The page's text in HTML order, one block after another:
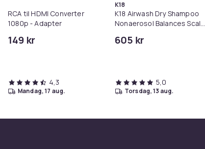
RCA til HDMI Converter
1080p - Adapter
149 kr
4,3
mandag, 17 aug.
K18
K18 Airwash Dry Shampoo
Nonaerosol Balances Scalp
605 kr
5,0
torsdag, 13 aug.